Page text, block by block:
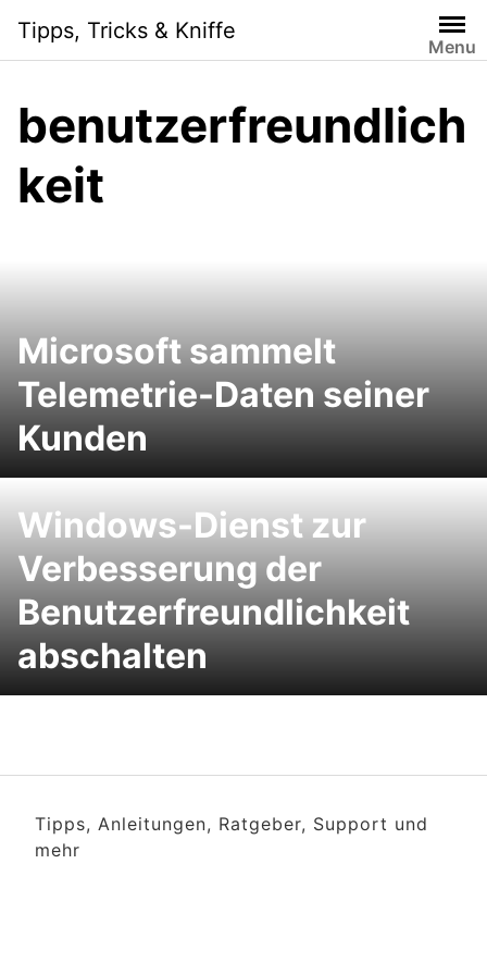
content
Tipps, Tricks & Kniffe
Menu
benutzerfreundlich
keit
Microsoft sammelt
Telemetrie-Daten seiner
Kunden
Windows-Dienst zur
Verbesserung der
Benutzerfreundlichkeit
abschalten
Tipps, Anleitungen, Ratgeber, Support und
mehr